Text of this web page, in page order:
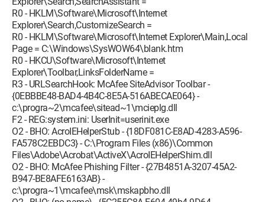
R0 - HKLM\Software\Microsoft\Internet
Explorer\Search,CustomizeSearch =
R0 - HKLM\Software\Microsoft\Internet Explorer\Main,Local
Page = C:\Windows\SysWOW64\blank.htm
R0 - HKCU\Software\Microsoft\Internet
Explorer\Toolbar,LinksFolderName =
R3 - URLSearchHook: McAfee SiteAdvisor Toolbar -
{0EBBBE48-BAD4-4B4C-8E5A-516ABECAE064} -
c:\progra~2\mcafee\sitead~1\mcieplg.dll
F2 - REG:system.ini: UserInit=userinit.exe
O2 - BHO: AcroIEHelperStub - {18DF081C-E8AD-4283-A596-
FA578C2EBDC3} - C:\Program Files (x86)\Common
Files\Adobe\Acrobat\ActiveX\AcroIEHelperShim.dll
O2 - BHO: McAfee Phishing Filter - {27B4851A-3207-45A2-
B947-BE8AFE6163AB} -
c:\progra~1\mcafee\msk\mskapbho.dll